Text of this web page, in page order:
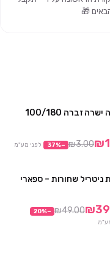
זברה 100/180
₪3.00
−
37% לפני מע"מ
ניטריל שחורות – ספארי
₪49.00
−
20%